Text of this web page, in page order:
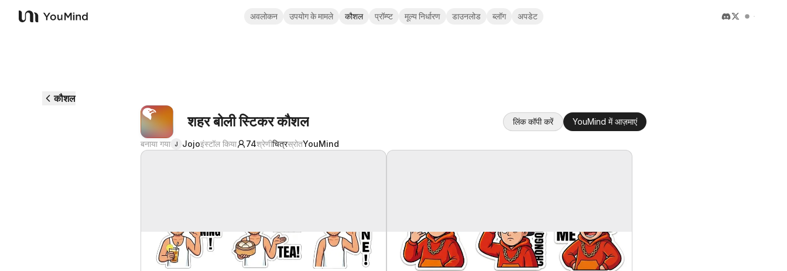
YouMind
अवलोकन उपयोग के मामले कौशल प्रॉम्प्ट मूल्य निर्धारण डाउनलोड ब्लॉग अपडेट
कौशल
शहर बोली स्टिकर कौशल लिंक कॉपी करें YouMind में आज़माएं
बनाया गया J Jojoइंस्टॉल किया 74श्रेणीचित्रस्रोतYouMind